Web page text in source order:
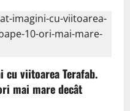
cu viitoarea Terafab.
mai mare decât